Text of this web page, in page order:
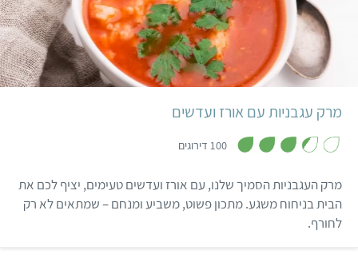
קל שעה 6 מנות
מרק עגבניות עם אורז ועדשים
100 דירוגים
ת
ו
ך
מרק העגבניות הסמיך שלנו, עם אורז ועדשים טעימים, יציף לכם את
הבית בניחוח משגע. מתכון פשוט, משביע ומנחם – שמתאים לא רק
לחורף.